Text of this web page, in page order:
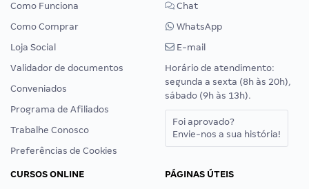
Como Funciona
Como Comprar
Loja Social
Validador de documentos
Conveniados
Programa de Afiliados
Trabalhe Conosco
Preferências de Cookies
Chat
WhatsApp
E-mail
Horário de atendimento:
segunda a sexta (8h às 20h),
sábado (9h às 13h).
Foi aprovado?
Envie-nos a sua história!
CURSOS ONLINE
PÁGINAS ÚTEIS